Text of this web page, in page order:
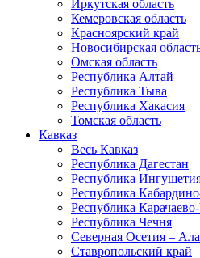
Иркутская область
Кемеровская область
Красноярский край
Новосибирская
Омская область
Республика Алтай
Республика Тыва
Республика Хакасия
Томская область
Кавказ
Весь Кавказ
Республика Дагестан
Республика
Республика
Республика
Республика Чечня
Северная Осетия –
Ставропольский край